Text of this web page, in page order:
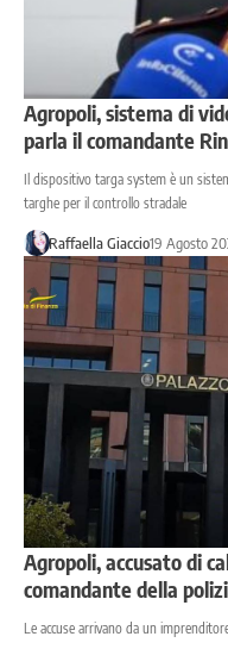
Agropoli, sistema di
parla il comandante
Il dispositivo targa system è un
targhe per il controllo stradale
Raffaella Giaccio19 Agosto
Agropoli, accusato di
comandante della
Le accuse arrivano da un